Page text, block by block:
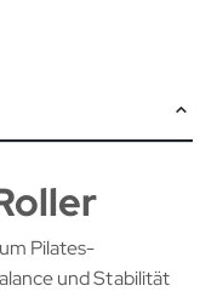
Pilates-
und Stabilität